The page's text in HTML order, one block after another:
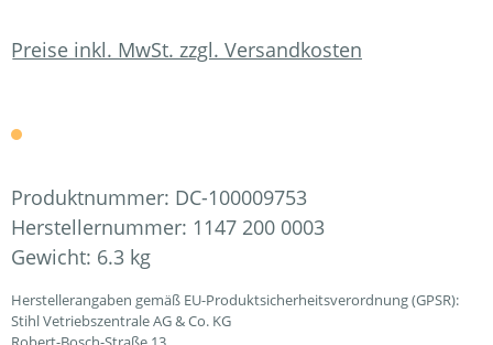
Preise inkl. MwSt. zzgl. Versandkosten
Produktnummer: DC-100009753
Herstellernummer: 1147 200 0003
Gewicht: 6.3 kg
Herstellerangaben gemäß EU-Produktsicherheitsverordnung (GPSR):
Stihl Vetriebszentrale AG & Co. KG